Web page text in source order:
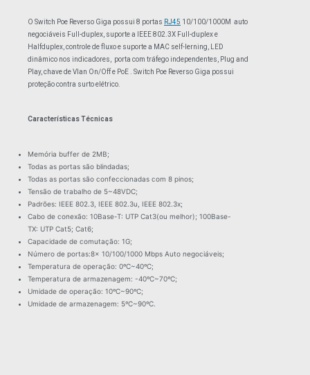
O Switch Poe Reverso Giga possui 8 portas RJ45 10/100/1000M auto
negociáveis Full-duplex, suporte a IEEE 802.3X Full-duplex e
Halfduplex, controle de fluxo e suporte a MAC self-lerning, LED
dinâmico nos indicadores, porta com tráfego independentes, Plug and
Play, chave de Vlan On/Off e PoE . Switch Poe Reverso Giga possui
proteção contra surto elétrico.
Características Técnicas
Memória buffer de 2MB;
Todas as portas são blindadas;
Todas as portas são confeccionadas com 8 pinos;
Tensão de trabalho de 5~48VDC;
Padrões: IEEE 802.3, IEEE 802.3u, IEEE 802.3x;
Cabo de conexão: 10Base-T: UTP Cat3(ou melhor); 100Base-
TX: UTP Cat5; Cat6;
Capacidade de comutação: 1G;
Número de portas:8x 10/100/1000 Mbps Auto negociáveis;
Temperatura de operação: 0ºC~40ºC;
Temperatura de armazenagem: -40ºC~70ºC;
Umidade de operação: 10ºC~90ºC;
Umidade de armazenagem: 5ºC~90ºC.